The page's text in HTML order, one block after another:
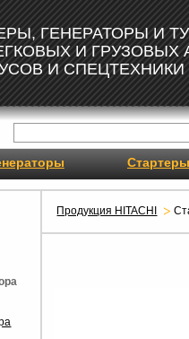
ГЕНЕРАТОРЫ И
И ГРУЗОВЫХ
И СПЕЦТЕХНИКИ
Стартеры
Продукция HITACHI